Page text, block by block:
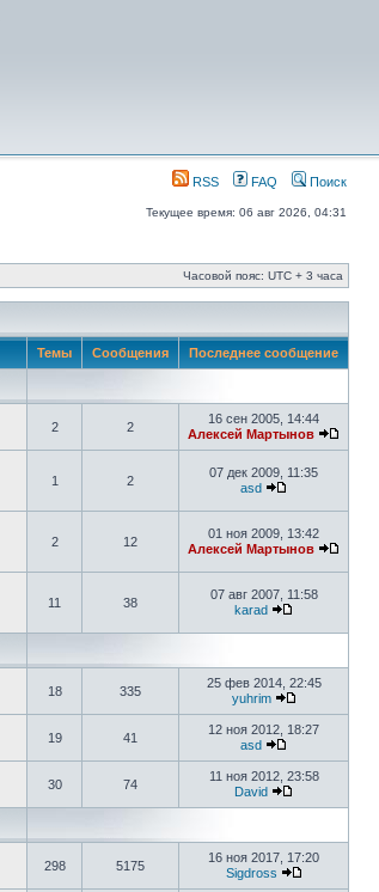
RSS FAQ Поиск
Текущее время: 06 авг 2026, 04:31
Часовой пояс: UTC + 3 часа
Темы Сообщения Последнее сообщение
2 2
16 сен 2005, 14:44
Алексей Мартынов
1 2
07 дек 2009, 11:35
asd
2 12
01 ноя 2009, 13:42
Алексей Мартынов
11 38
07 авг 2007, 11:58
karad
18 335
25 фев 2014, 22:45
yuhrim
19 41
12 ноя 2012, 18:27
asd
30 74
11 ноя 2012, 23:58
David
298 5175
16 ноя 2017, 17:20
Sigdross